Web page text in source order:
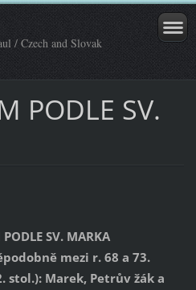
/ Czech and Slovak
PODLE SV.
SV. MARKA
mezi r. 68 a 73.
stol.): Marek, Petrův žák a